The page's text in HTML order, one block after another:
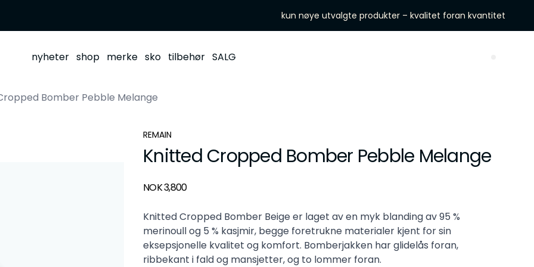
kun nøye utvalgte produkter – kvalitet foran kvantitet
nyheter shop merke sko tilbehør SALG
Bomber Pebble Melange
REMAIN
Knitted Cropped Bomber Pebble Melange
Produktdetaljer
NOK 3,800
Description
Knitted Cropped Bomber Beige er laget av en myk blanding av 95 %
merinoull og 5 % kasjmir, begge foretrukne materialer kjent for sin
eksepsjonelle kvalitet og komfort. Bomberjakken har glidelås foran,
ribbekant i fald og mansjetter, og to lommer foran.